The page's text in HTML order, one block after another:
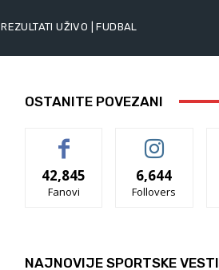
REZULTATI UŽIVO | FUDBAL
OSTANITE POVEZANI
42,845
Fanovi
6,644
Follovers
NAJNOVIJE SPORTSKE VESTI